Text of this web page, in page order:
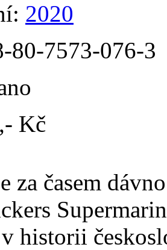
2020
80-7573-076-3
Kč
za časem
historii